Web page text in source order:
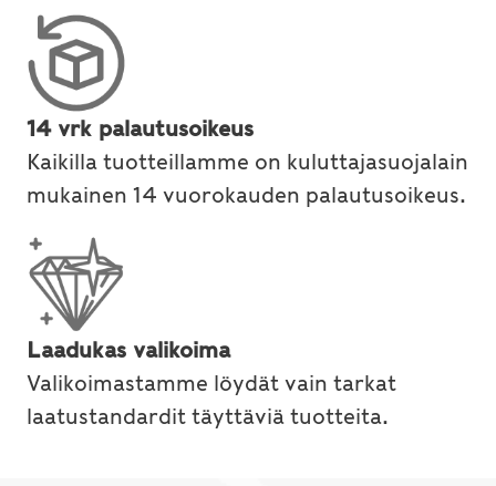
14 vrk palautusoikeus
Kaikilla tuotteillamme on kuluttajasuojalain
mukainen 14 vuorokauden palautusoikeus.
Laadukas valikoima
Valikoimastamme löydät vain tarkat
laatustandardit täyttäviä tuotteita.